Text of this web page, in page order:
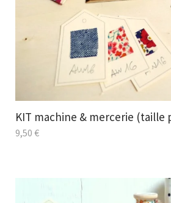
KIT machine & mercerie (taille
9,50 €